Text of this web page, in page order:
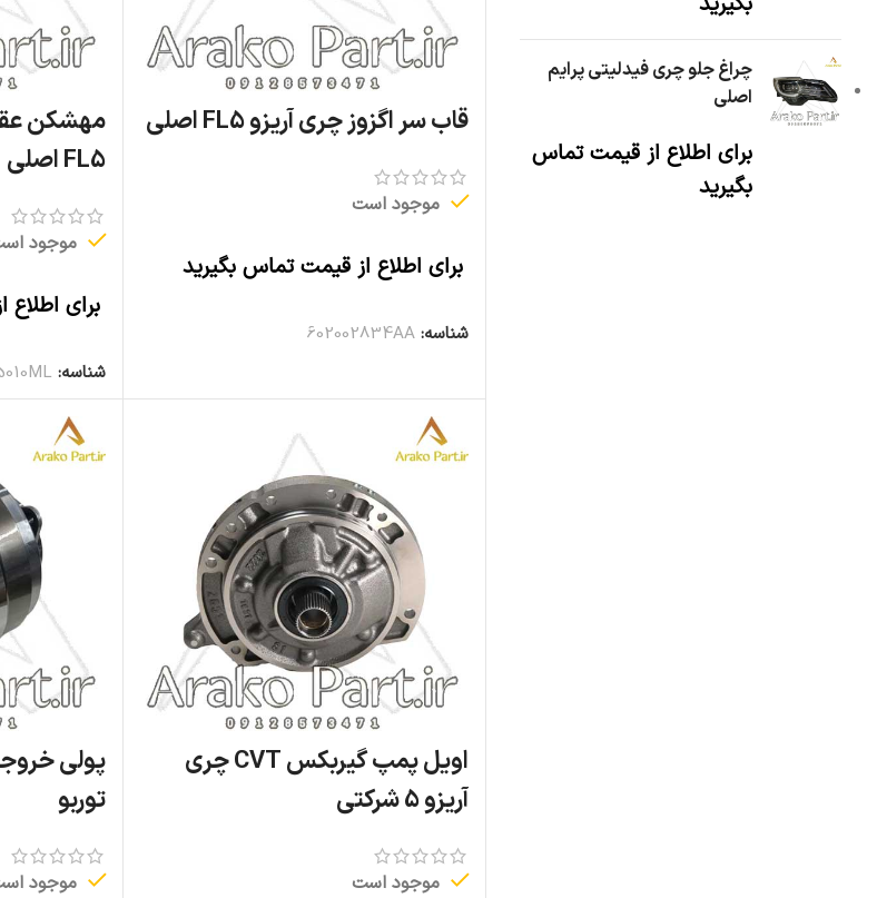
چراغ جلو چری فیدلیتی پرایم
اصلی
برای اطلاع از قیمت تماس
بگیرید
قاب سر اگزوز چری آریزو FL5 اصلی
موجود است
برای اطلاع از قیمت تماس بگیرید
شناسه: 602002834AA
مهشکن
FL5 اصلی
موجود
برای
شناسه:
اویل پمپ گیربکس CVT چری
آریزو 5 شرکتی
موجود است
توربو
موجود